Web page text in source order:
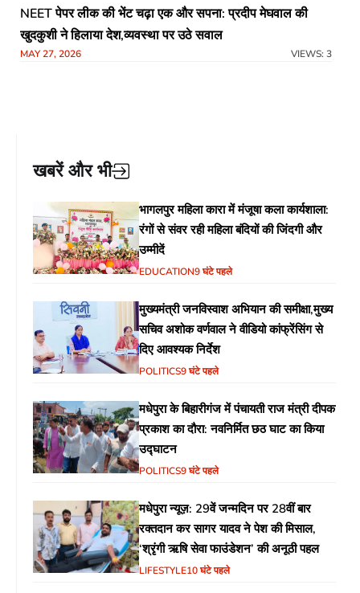
NEET पेपर लीक की भेंट चढ़ा एक और सपना: प्रदीप मेघवाल की
खुदकुशी ने हिलाया देश,व्यवस्था पर उठे सवाल
MAY 27, 2026 VIEWS: 3
खबरें और भी
भागलपुर महिला कारा में मंजूषा कला कार्यशाला:
रंगों से संवर रही महिला बंदियों की जिंदगी और
उम्मीदें
EDUCATION9 घंटे पहले
मुख्यमंत्री जनविस्वाश अभियान की समीक्षा,मुख्य
सचिव अशोक वर्णवाल ने वीडियो कांफ्रेंसिंग से
दिए आवश्यक निर्देश
POLITICS9 घंटे पहले
मधेपुरा के बिहारीगंज में पंचायती राज मंत्री दीपक
प्रकाश का दौरा: नवनिर्मित छठ घाट का किया
उद्घाटन
POLITICS9 घंटे पहले
मधेपुरा न्यूज़: 29वें जन्मदिन पर 28वीं बार
रक्तदान कर सागर यादव ने पेश की मिसाल,
‘श्रृंगी ऋषि सेवा फाउंडेशन’ की अनूठी पहल
LIFESTYLE10 घंटे पहले